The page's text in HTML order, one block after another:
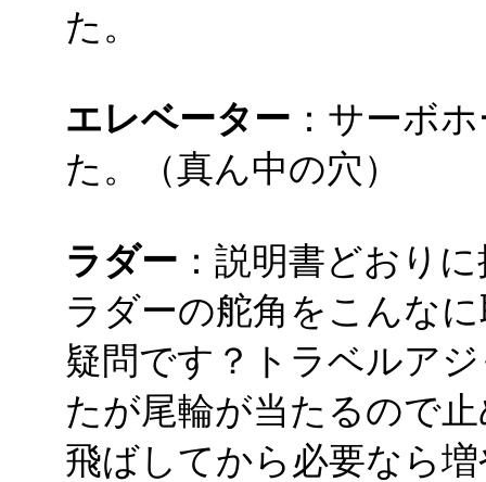
た。
エレベーター ：サーボ
た。（真ん中の穴）
ラダー ：説明書どおり
ラダーの舵角をこんな
疑問です？トラベルア
たが尾輪が当たるので
飛ばしてから必要なら